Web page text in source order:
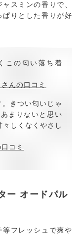
スミンの香りで、
りとした香りが好
この匂い落ち着
んの口コミ
きつい匂いじゃ
まりないと思い
しくなくやさし
コミ
ー オードパル
等フレッシュで爽や